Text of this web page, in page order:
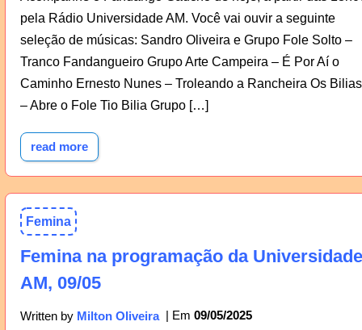
pela Rádio Universidade AM. Você vai ouvir a seguinte
seleção de músicas: Sandro Oliveira e Grupo Fole Solto –
Tranco Fandangueiro Grupo Arte Campeira – É Por Aí o
Caminho Ernesto Nunes – Troleando a Rancheira Os Bilias
– Abre o Fole Tio Bilia Grupo […]
read more
Femina
Femina na programação da Universidade
AM, 09/05
Written by Milton Oliveira 09/05/2025